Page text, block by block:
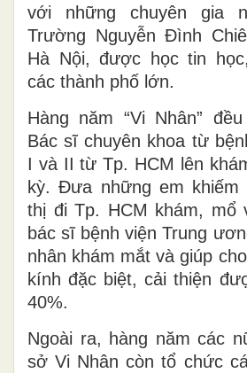
với những chuyên gia
Trường Nguyễn Đình
Hà Nội, được học tin
các thành phố lớn.
Hàng năm “Vi Nhân”
Bác sĩ chuyên khoa từ
I và II từ Tp. HCM lên
kỳ. Đưa những em khiếm
thị đi Tp. HCM khám, mổ
bác sĩ bệnh viện Trung
nhân khám mắt và giúp
kính đặc biệt, cải thiện
40%.
Ngoài ra, hàng năm các
sở Vi Nhân còn tổ chức